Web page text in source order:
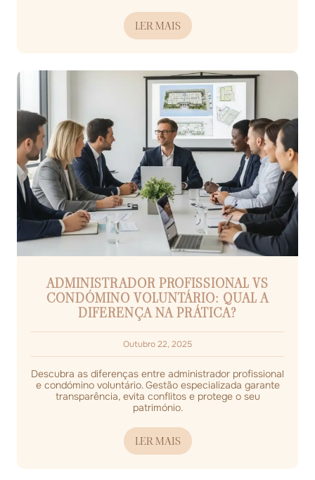
LER MAIS
ADMINISTRADOR PROFISSIONAL VS
CONDÓMINO VOLUNTÁRIO: QUAL A
DIFERENÇA NA PRÁTICA?
Outubro 22, 2025
Descubra as diferenças entre administrador profissional
e condómino voluntário. Gestão especializada garante
transparência, evita conflitos e protege o seu
património.
LER MAIS